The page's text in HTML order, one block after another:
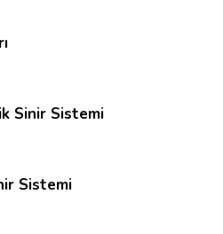
Sinir Sistemi
Sistemi